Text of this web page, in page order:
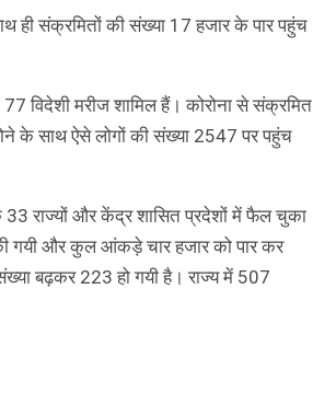
ही संक्रमितों की संख्या 17 हजार के पार पहुंच
विदेशी मरीज शामिल हैं। कोरोना से संक्रमित
के साथ ऐसे लोगों की संख्या 2547 पर पहुंच
33 राज्यों और केंद्र शासित प्रदेशों में फैल चुका
गयी और कुल आंकड़े चार हजार को पार कर
बढ़कर 223 हो गयी है। राज्य में 507